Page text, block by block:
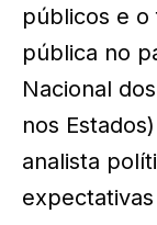
públicos e o
pública no
Nacional
nos
analista